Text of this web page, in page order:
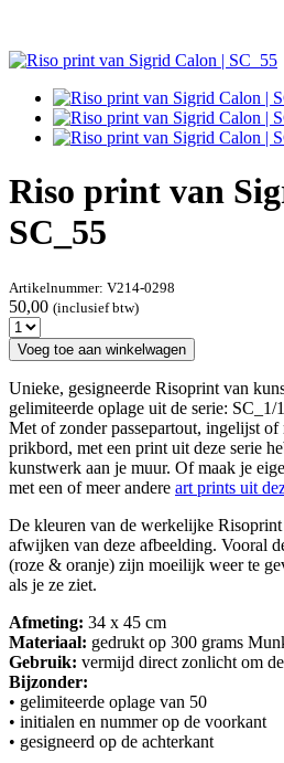
Riso print van
SC_55
Artikelnummer: V214-0298
50,00 (inclusief btw)
Voeg toe aan winkelwagen
Unieke, gesigneerde Risoprint van
gelimiteerde oplage uit de serie: SC_1/
Met of zonder passepartout, ingelijst of
prikbord, met een print uit deze serie
kunstwerk aan je muur. Of maak je
met een of meer andere art prints uit
De kleuren van de werkelijke
afwijken van deze afbeelding. Vooral
(roze & oranje) zijn moeilijk weer te
als je ze ziet.
Afmeting: 34 x 45 cm
Materiaal: gedrukt op 300 grams
Gebruik: vermijd direct zonlicht om
Bijzonder:
• gelimiteerde oplage van 50
• initialen en nummer op de voorkant
• gesigneerd op de achterkant